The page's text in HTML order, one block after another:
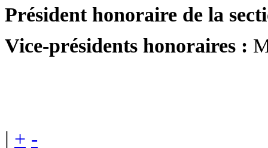
Président honoraire de la
Vice-présidents honoraires :
| + -